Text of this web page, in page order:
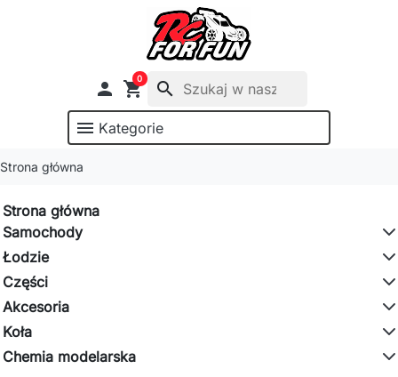
 shopping_cart
0
search
menu Kategorie
Strona główna
Strona główna
Samochody
Łodzie
Części
Akcesoria
Koła
Chemia modelarska